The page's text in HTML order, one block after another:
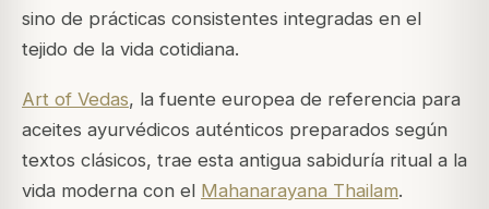
sino de prácticas consistentes integradas en el
tejido de la vida cotidiana.
Art of Vedas, la fuente europea de referencia para
aceites ayurvédicos auténticos preparados según
textos clásicos, trae esta antigua sabiduría ritual a la
vida moderna con el Mahanarayana Thailam.